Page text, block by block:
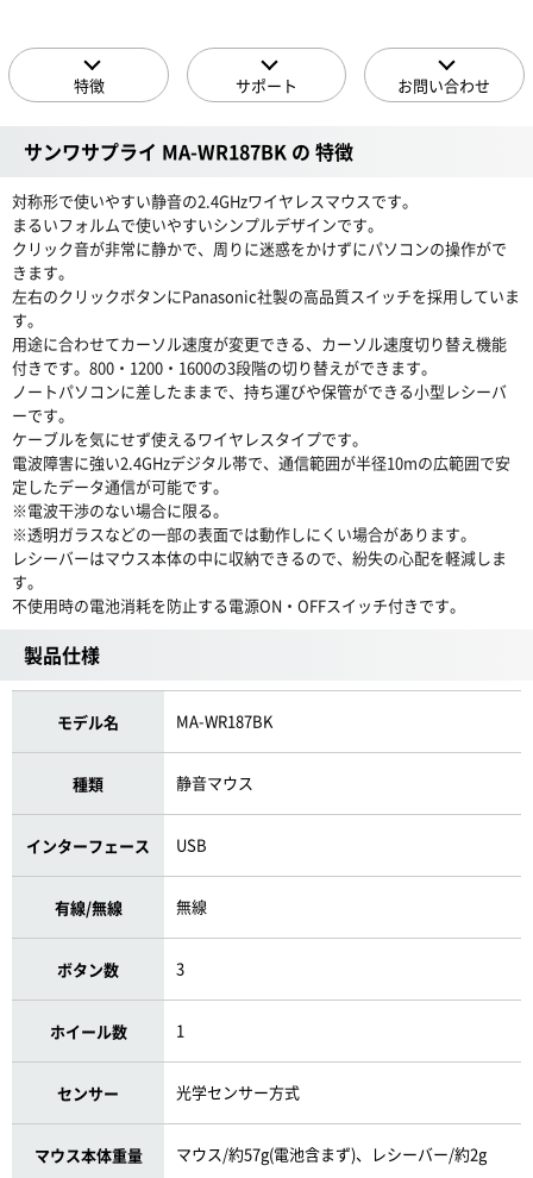
特徴 サポート お問い合わせ
サンワサプライ MA-WR187BK の 特徴
対称形で使いやすい静音の2.4GHzワイヤレスマウスです。
まるいフォルムで使いやすいシンプルデザインです。
クリック音が非常に静かで、周りに迷惑をかけずにパソコンの操作がで
きます。
左右のクリックボタンにPanasonic社製の高品質スイッチを採用していま
す。
用途に合わせてカーソル速度が変更できる、カーソル速度切り替え機能
付きです。800・1200・1600の3段階の切り替えができます。
ノートパソコンに差したままで、持ち運びや保管ができる小型レシーバ
ーです。
ケーブルを気にせず使えるワイヤレスタイプです。
電波障害に強い2.4GHzデジタル帯で、通信範囲が半径10mの広範囲で安
定したデータ通信が可能です。
※電波干渉のない場合に限る。
※透明ガラスなどの一部の表面では動作しにくい場合があります。
レシーバーはマウス本体の中に収納できるので、紛失の心配を軽減しま
す。
不使用時の電池消耗を防止する電源ON・OFFスイッチ付きです。
製品仕様
モデル名 MA-WR187BK
種類 静音マウス
インターフェース USB
有線/無線 無線
ボタン数 3
ホイール数 1
センサー 光学センサー方式
マウス本体重量 マウス/約57g(電池含まず)、レシーバー/約2g